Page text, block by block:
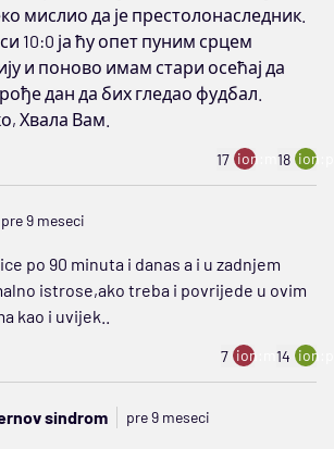
мислио да је престолонаследник.
10:0 ја ћу опет пуним срцем
и поново имам стари осећај да
дан да бих гледао фудбал.
Хвала Вам.
17 ion:minus
18
pre 9 meseci
po 90 minuta i danas a i u zadnjem
istrose,ako treba i povrijede u ovim
kao i uvijek..
7 ion:minus
14
sindrom pre 9 meseci